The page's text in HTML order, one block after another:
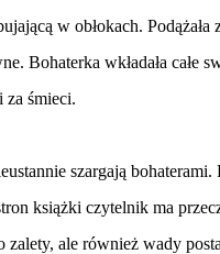
w obłokach.
Bohaterka wkładała całe
za śmieci.
szargają
książki czytelnik ma
zalety, ale również wady